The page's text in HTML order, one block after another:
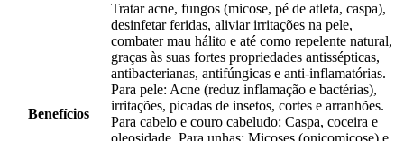
Benefícios
Tratar acne, fungos (micose, pé de atleta, caspa),
desinfetar feridas, aliviar irritações na pele,
combater mau hálito e até como repelente natural,
graças às suas fortes propriedades antissépticas,
antibacterianas, antifúngicas e anti-inflamatórias.
Para pele: Acne (reduz inflamação e bactérias),
irritações, picadas de insetos, cortes e arranhões.
Para cabelo e couro cabeludo: Caspa, coceira e